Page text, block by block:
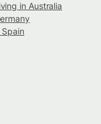
in Australia